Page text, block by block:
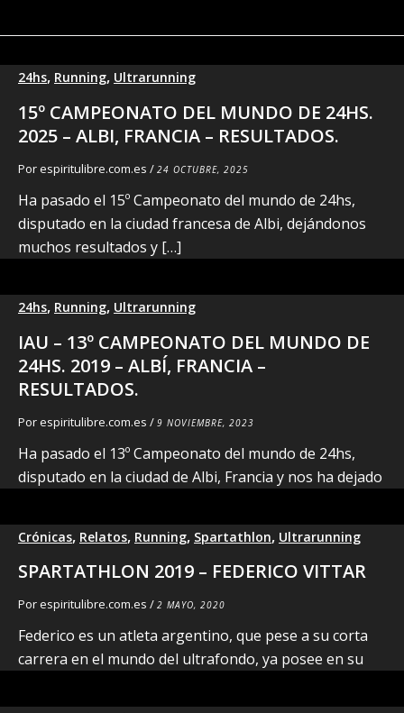
24hs, Running, Ultrarunning
15º CAMPEONATO DEL MUNDO DE 24HS.
2025 – ALBI, FRANCIA – RESULTADOS.
Porespiritulibre.com.es / 24 OCTUBRE, 2025
Ha pasado el 15º Campeonato del mundo de 24hs,
disputado en la ciudad francesa de Albi, dejándonos
muchos resultados y […]
24hs, Running, Ultrarunning
IAU – 13º CAMPEONATO DEL MUNDO DE
24HS. 2019 – ALBÍ, FRANCIA –
RESULTADOS.
Porespiritulibre.com.es / 9 NOVIEMBRE, 2023
Ha pasado el 13º Campeonato del mundo de 24hs,
disputado en la ciudad de Albi, Francia y nos ha dejado
Crónicas, Relatos, Running, Spartathlon, Ultrarunning
SPARTATHLON 2019 – FEDERICO VITTAR
Porespiritulibre.com.es / 2 MAYO, 2020
Federico es un atleta argentino, que pese a su corta
carrera en el mundo del ultrafondo, ya posee en su